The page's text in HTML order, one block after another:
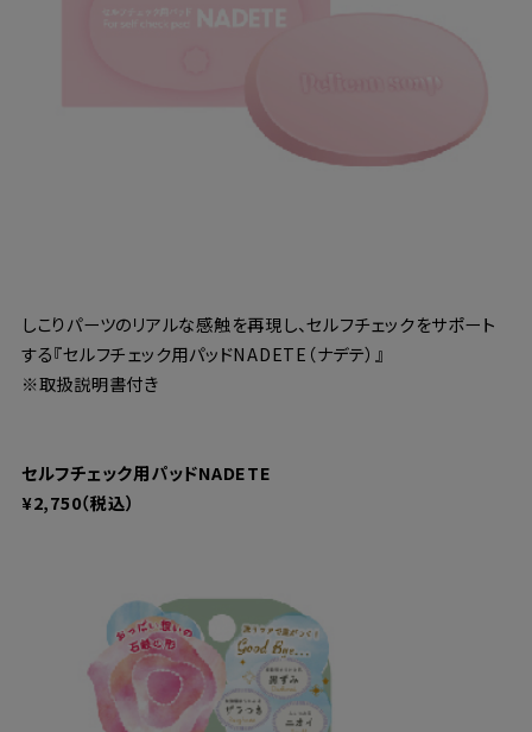
しこりパーツのリアルな感触を再現し、セルフチェックをサポート
する『セルフチェック用パッドNADETE（ナデテ）』
※取扱説明書付き
セルフチェック用パッドNADETE
¥2,750（税込）